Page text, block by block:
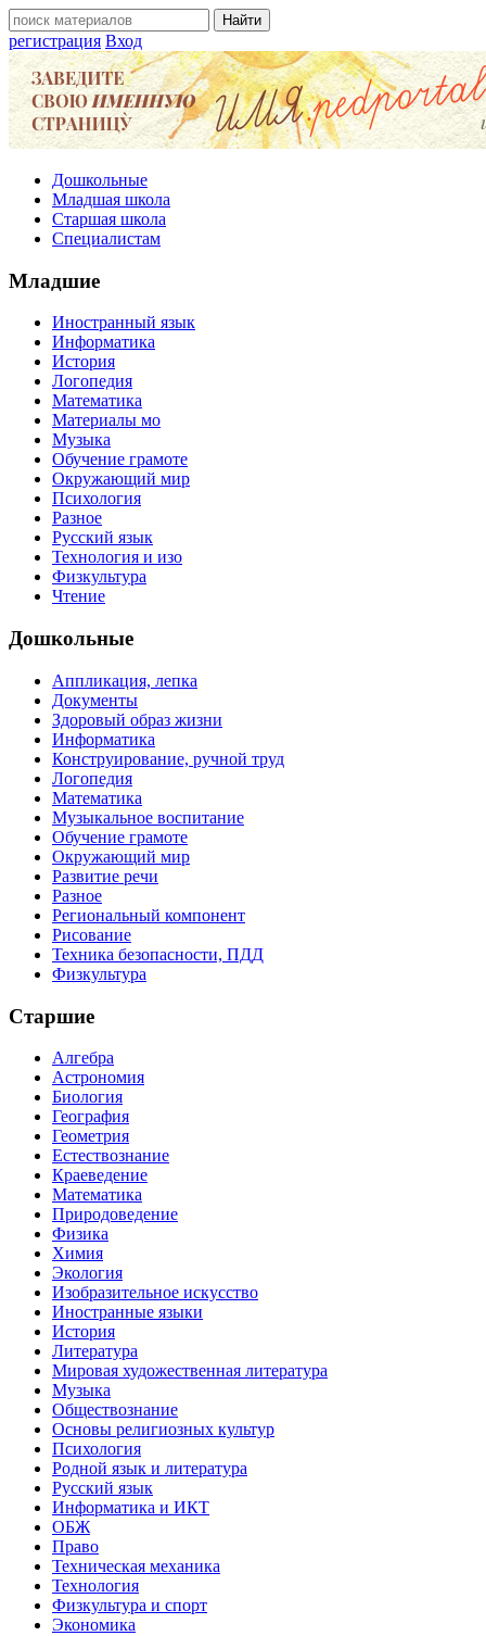
регистрация Вход
Дошкольные
Младшая школа
Старшая школа
Специалистам
Младшие
Иностранный язык
Информатика
История
Логопедия
Математика
Материалы мо
Музыка
Обучение грамоте
Окружающий мир
Психология
Разное
Русский язык
Технология и изо
Физкультура
Чтение
Дошкольные
Аппликация, лепка
Документы
Здоровый образ жизни
Информатика
Конструирование, ручной труд
Логопедия
Математика
Музыкальное воспитание
Обучение грамоте
Окружающий мир
Развитие речи
Разное
Региональный компонент
Рисование
Техника безопасности, ПДД
Физкультура
Старшие
Алгебра
Астрономия
Биология
География
Геометрия
Естествознание
Краеведение
Математика
Природоведение
Физика
Химия
Экология
Изобразительное искусство
Иностранные языки
История
Литература
Мировая художественная литература
Музыка
Обществознание
Основы религиозных культур
Психология
Родной язык и литература
Русский язык
Информатика и ИКТ
ОБЖ
Право
Техническая механика
Технология
Физкультура и спорт
Экономика